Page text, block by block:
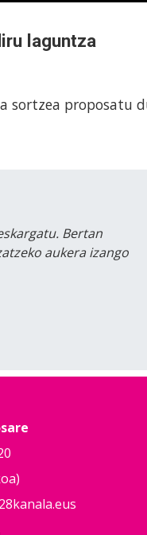
laguntza
sortzea proposatu
Bertan
aukera izango